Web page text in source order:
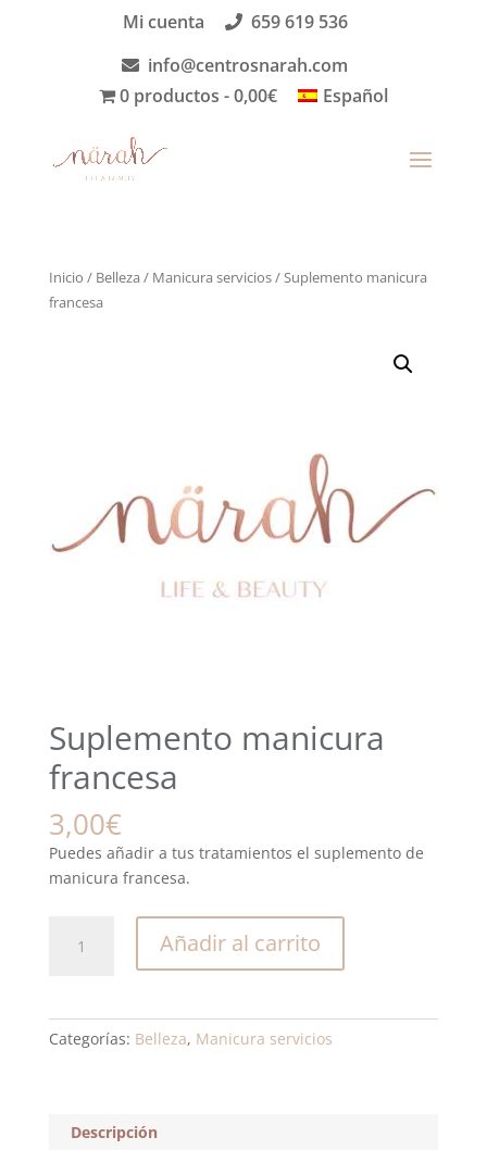
Mi cuenta
659 619 536
info@centrosnarah.com
0 productos
0,00€ Español
Inicio / Belleza / Manicura servicios/ Suplemento manicura
francesa
Suplemento manicura
francesa
3,00€
Puedes añadir a tus tratamientos el suplemento de
manicura francesa.
manicura
Añadir al carrito
Categorías: Belleza, Manicura servicios
Descripción